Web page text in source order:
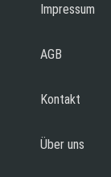
Impressum
AGB
Kontakt
Über uns